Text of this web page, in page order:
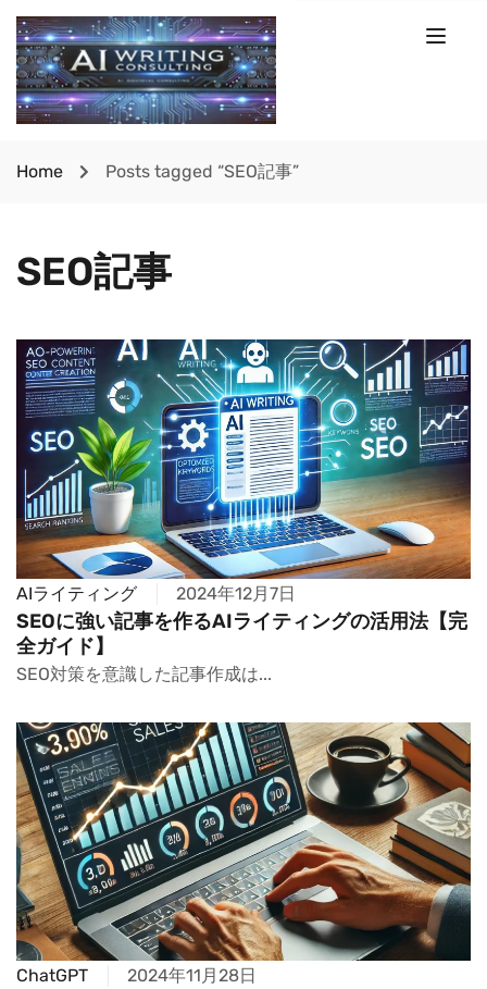
Home Posts tagged “SEO記事”
SEO記事
AIライティング 2024年12月7日
SEOに強い記事を作るAIライティングの活用法【完
全ガイド】
SEO対策を意識した記事作成は...
ChatGPT 2024年11月28日